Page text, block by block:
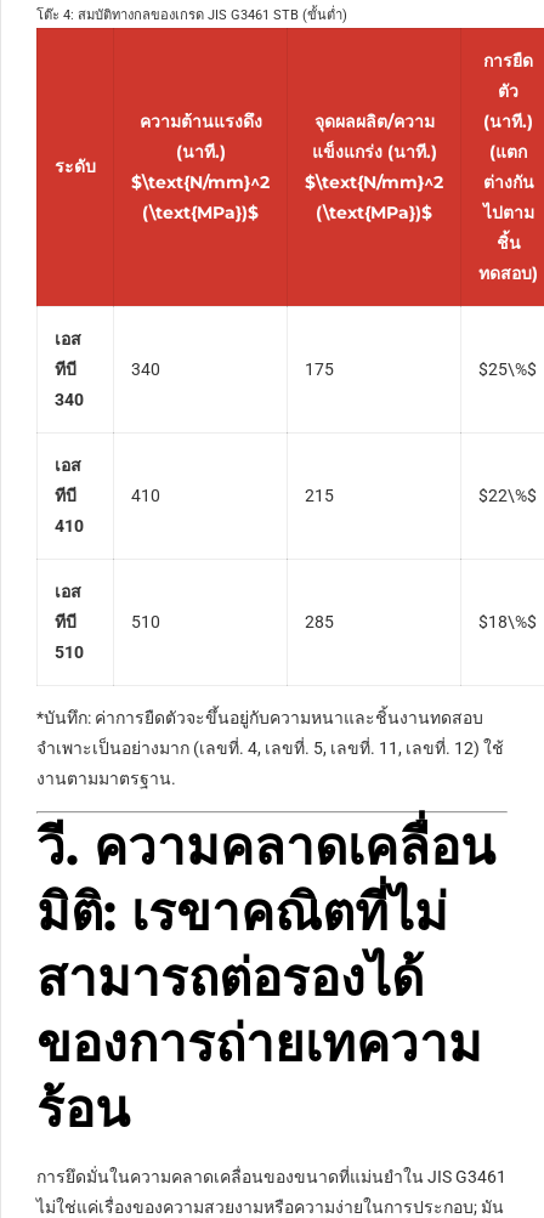
โต๊ะ 4: สมบัติทางกลของเกรด JIS G3461 STB (ขั้นต่ำ)
ระดับ
ความต้านแรงดึง
(นาที.)
$\text{N/mm}^2
(\text{MPa})$
จุดผลผลิต/ความ
แข็งแกร่ง (นาที.)
$\text{N/mm}^2
(\text{MPa})$
การยืด
ตัว
(นาที.)
(แตก
ต่างกัน
ไปตาม
ชิ้น
ทดสอบ)
เอส
ทีบี
340
340 175 $25\%$
เอส
ทีบี
410
410 215 $22\%$
เอส
ทีบี
510
510 285 $18\%$
*บันทึก: ค่าการยืดตัวจะขึ้นอยู่กับความหนาและชิ้นงานทดสอบ
จำเพาะเป็นอย่างมาก (เลขที่. 4, เลขที่. 5, เลขที่. 11, เลขที่. 12) ใช้
งานตามมาตรฐาน.
วี. ความคลาดเคลื่อน
มิติ: เรขาคณิตที่ไม่
สามารถต่อรองได้
ของการถ่ายเทความ
ร้อน
การยึดมั่นในความคลาดเคลื่อนของขนาดที่แม่นยำใน JIS G3461
ไม่ใช่แค่เรื่องของความสวยงามหรือความง่ายในการประกอบ; มัน